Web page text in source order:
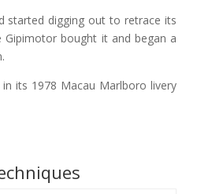
started digging out to retrace its
Gipimotor bought it and began a
its 1978 Macau Marlboro livery